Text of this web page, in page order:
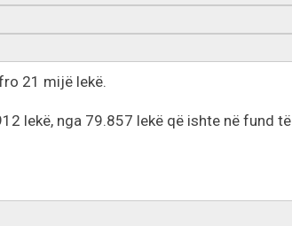
21 mijë lekë.
lekë, nga 79.857 lekë që ishte në fund të